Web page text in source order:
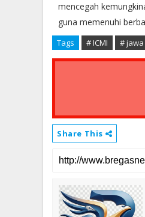
mencegah
guna memenuhi
Tags # ICMI #
Share This